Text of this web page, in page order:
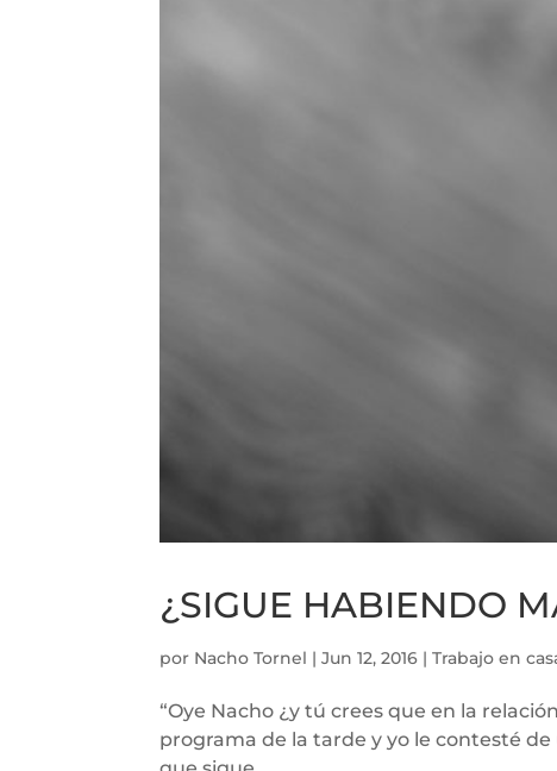
¿SIGUE HABIENDO
por Nacho Tornel |Jun 12, 2016 |Trabajo en
“Oye Nacho ¿y tú crees que en la
programa de la tarde y yo le contesté